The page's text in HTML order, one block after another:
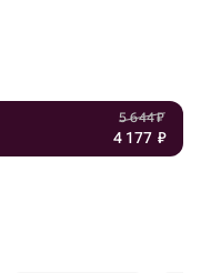
5 644₽
4 177 ₽